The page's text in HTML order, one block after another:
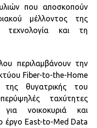
που αποσκοπούν
μέλλοντος της
τεχνολογία και τη
περιλαμβάνουν την
Fiber-to-the-Home
θυγατρικής του
ταχύτητες
νοικοκυριά και
έργο East-to-Med Data